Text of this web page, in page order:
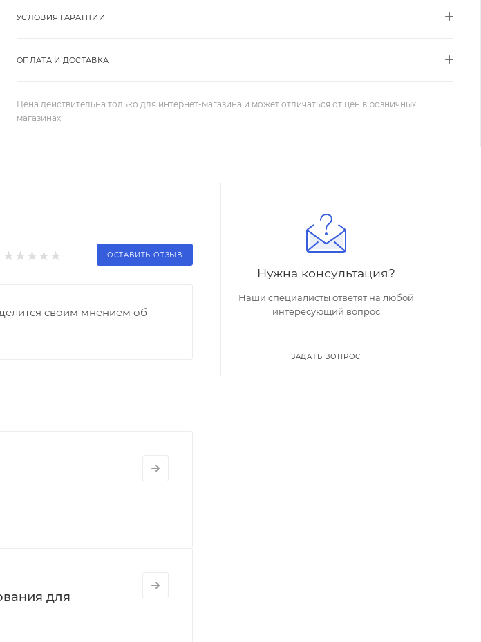
УСЛОВИЯ ГАРАНТИИ
ОПЛАТА И ДОСТАВКА
Цена действительна только для интернет-магазина и может отличаться от цен в розничных
магазинах
ОСТАВИТЬ ОТЗЫВ
своим мнением об
для
Нужна консультация?
Наши специалисты ответят на любой
интересующий вопрос
ЗАДАТЬ ВОПРОС